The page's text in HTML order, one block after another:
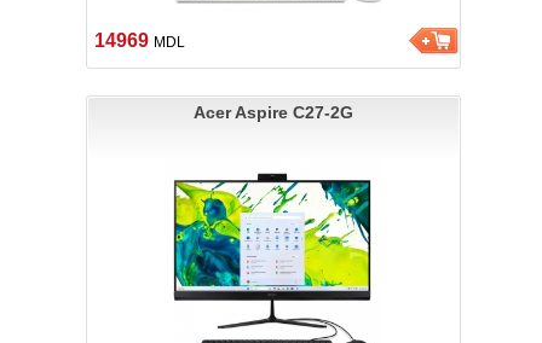
14969 MDL
Acer Aspire C27-2G